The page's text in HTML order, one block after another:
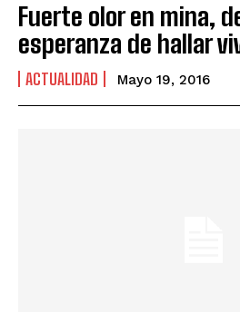
Fuerte olor en mina,
esperanza de hallar
ACTUALIDAD Mayo 19, 2016